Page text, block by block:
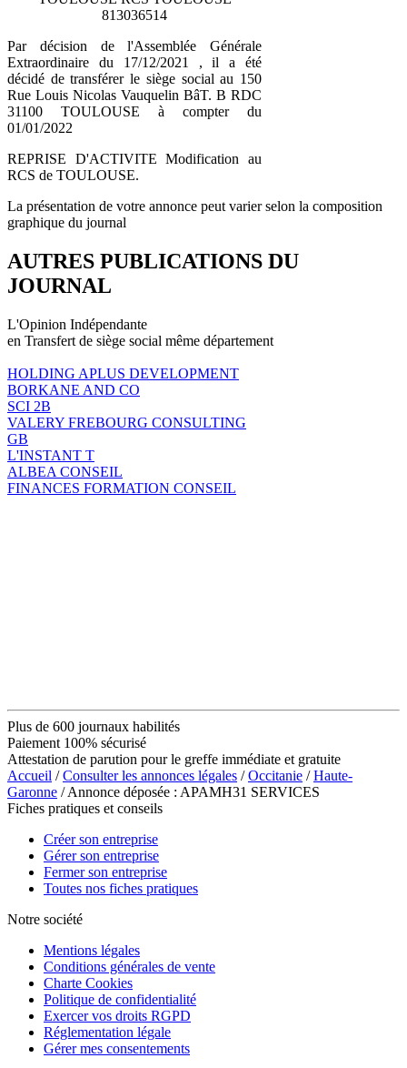
813036514
Par décision de l'Assemblée Générale
Extraordinaire du 17/12/2021 , il a été
décidé de transférer le siège social au 150
Rue Louis Nicolas Vauquelin BâT. B RDC
31100 TOULOUSE à compter du
01/01/2022
REPRISE D'ACTIVITE Modification au
RCS de TOULOUSE.
La présentation de votre annonce peut varier selon la composition
graphique du journal
AUTRES PUBLICATIONS DU
JOURNAL
L'Opinion Indépendante
en Transfert de siège social même département
HOLDING APLUS DEVELOPMENT
BORKANE AND CO
SCI 2B
VALERY FREBOURG CONSULTING
GB
L'INSTANT T
ALBEA CONSEIL
FINANCES FORMATION CONSEIL
Plus de 600 journaux habilités
Paiement 100% sécurisé
Attestation de parution pour le greffe immédiate et gratuite
Accueil /Consulter les annonces légales /Occitanie /Haute-
Garonne / Annonce déposée : APAMH31 SERVICES
Fiches pratiques et conseils
Créer son entreprise
Gérer son entreprise
Fermer son entreprise
Toutes nos fiches pratiques
Notre société
Mentions légales
Conditions générales de vente
Charte Cookies
Politique de confidentialité
Exercer vos droits RGPD
Réglementation légale
Gérer mes consentements